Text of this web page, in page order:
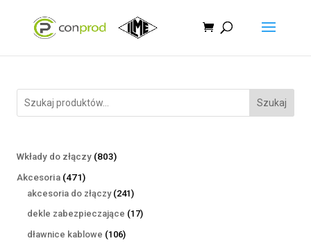
Szukaj
Wkłady do złączy 803803
Akcesoria 471471
produktów
akcesoria do złączy 241241
produktów
dekle zabezpieczające 1717
dławnice kablowe 106106